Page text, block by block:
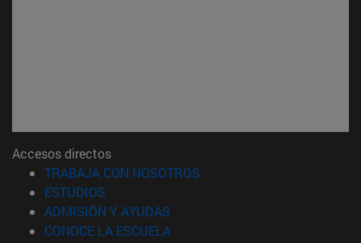
Accesos directos
TRABAJA CON NOSOTROS
ESTUDIOS
ADMISIÓN Y AYUDAS
CONOCE LA ESCUELA(abre en nueva ventana)